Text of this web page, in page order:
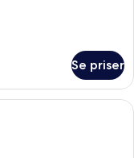
Se priser
eller tomannsrom,